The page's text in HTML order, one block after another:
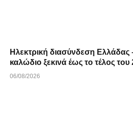
Ηλεκτρική διασύνδεση
καλώδιο ξεκινά έως το τέλος του
06/08/2026